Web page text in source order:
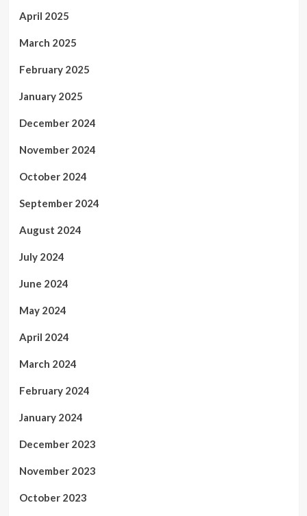
April 2025
March 2025
February 2025
January 2025
December 2024
November 2024
October 2024
September 2024
August 2024
July 2024
June 2024
May 2024
April 2024
March 2024
February 2024
January 2024
December 2023
November 2023
October 2023